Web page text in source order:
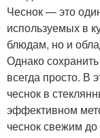
Чеснок — это
используемых в
блюдам, но и
Однако
всегда просто. В
чеснок в
эффективном
чеснок свежим